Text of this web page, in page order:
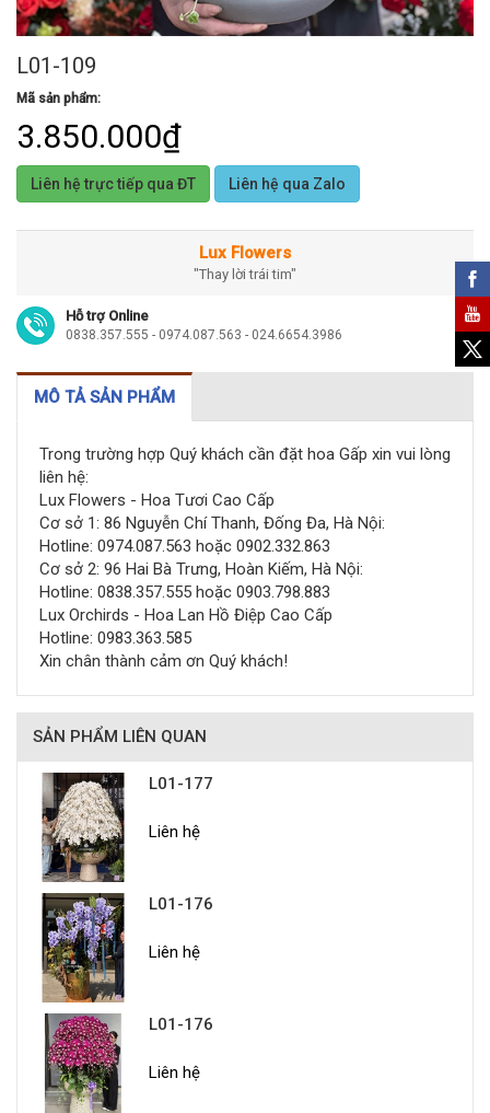
L01-109
Mã sản phẩm:
3.850.000₫
Liên hệ trực tiếp qua ĐT Liên hệ qua Zalo
Lux Flowers
"Thay lời trái tim"
Hỗ trợ Online
0838.357.555 - 0974.087.563 - 024.6654.3986
MÔ TẢ SẢN PHẨM
Trong trường hợp Quý khách cần đặt hoa Gấp xin vui lòng
liên hệ:
Lux Flowers - Hoa Tươi Cao Cấp
Cơ sở 1: 86 Nguyễn Chí Thanh, Đống Đa, Hà Nội:
Hotline: 0974.087.563 hoặc 0902.332.863
Cơ sở 2: 96 Hai Bà Trưng, Hoàn Kiếm, Hà Nội:
Hotline: 0838.357.555 hoặc 0903.798.883
Lux Orchirds - Hoa Lan Hồ Điệp Cao Cấp
Hotline: 0983.363.585
Xin chân thành cảm ơn Quý khách!
SẢN PHẨM LIÊN QUAN
L01-177
Liên hệ
L01-176
Liên hệ
L01-176
Liên hệ